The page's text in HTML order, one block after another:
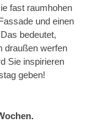
fast raumhohen
und einen
bedeutet,
draußen werfen
Sie inspirieren
geben!